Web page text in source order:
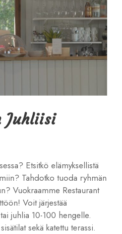
Juhliisi
Etsitkö elämyksellistä
Tahdotko tuoda ryhmän
Vuokraamme Restaurant
Voit järjestää
juhlia 10-100 hengelle.
sekä katettu terassi.